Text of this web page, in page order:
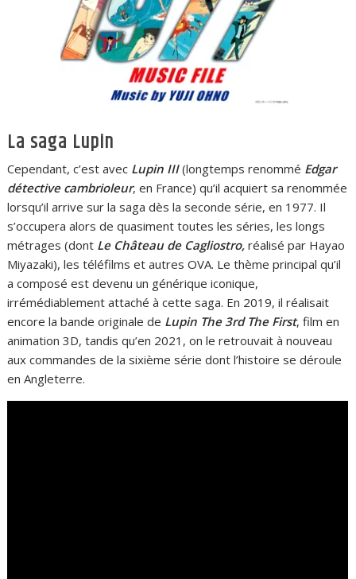
La saga Lupin
Cependant, c’est avec Lupin III(longtemps renommé Edgar
détective cambrioleur, en France) qu’il acquiert sa renommée
lorsqu’il arrive sur la saga dès la seconde série, en 1977. Il
s’occupera alors de quasiment toutes les séries, les longs
métrages (dont Le Château de Cagliostro,réalisé par Hayao
Miyazaki), les téléfilms et autres OVA. Le thème principal qu’il
a composé est devenu un générique iconique,
irrémédiablement attaché à cette saga. En 2019, il réalisait
encore la bande originale de Lupin The 3rd The First, film en
animation 3D, tandis qu’en 2021, on le retrouvait à nouveau
aux commandes de la sixième série dont l’histoire se déroule
en Angleterre.